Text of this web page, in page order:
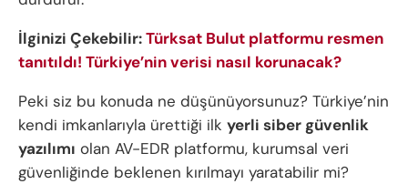
İlginizi Çekebilir:Türksat Bulut platformu resmen
tanıtıldı! Türkiye’nin verisi nasıl korunacak?
Peki siz bu konuda ne düşünüyorsunuz? Türkiye’nin
kendi imkanlarıyla ürettiği ilk yerli siber güvenlik
yazılımı olan AV-EDR platformu, kurumsal veri
güvenliğinde beklenen kırılmayı yaratabilir mi?